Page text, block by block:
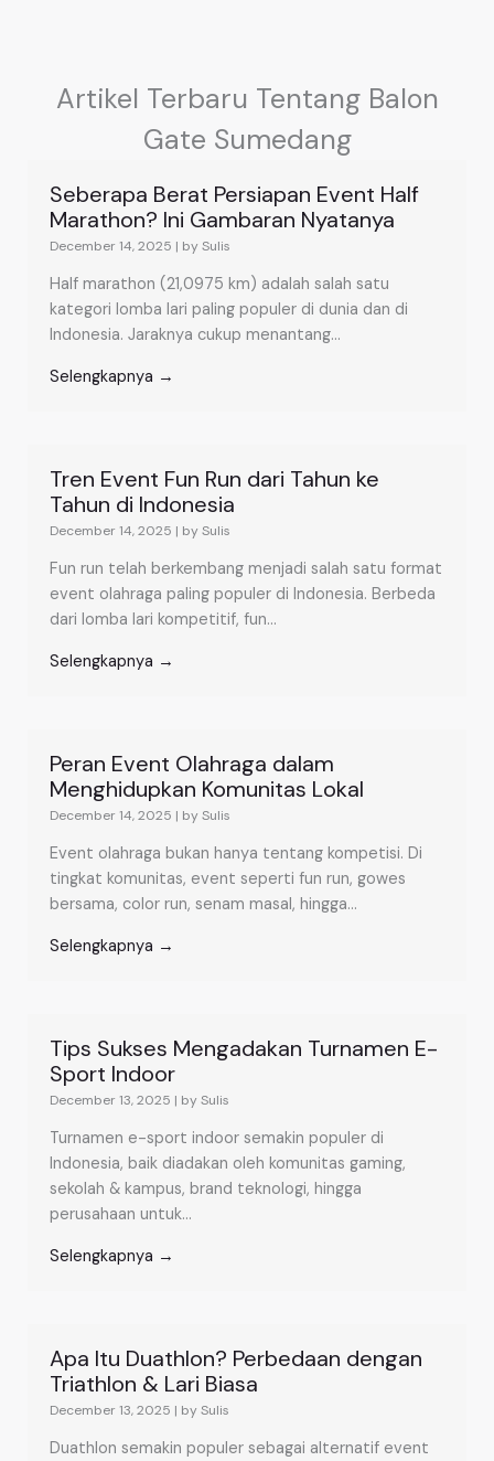
Artikel Terbaru Tentang Balon
Gate Sumedang
Seberapa Berat Persiapan Event Half
Marathon? Ini Gambaran Nyatanya
December 14, 2025 | by Sulis
Half marathon (21,0975 km) adalah salah satu
kategori lomba lari paling populer di dunia dan di
Indonesia. Jaraknya cukup menantang...
Selengkapnya →
Tren Event Fun Run dari Tahun ke
Tahun di Indonesia
December 14, 2025 | by Sulis
Fun run telah berkembang menjadi salah satu format
event olahraga paling populer di Indonesia. Berbeda
dari lomba lari kompetitif, fun...
Selengkapnya →
Peran Event Olahraga dalam
Menghidupkan Komunitas Lokal
December 14, 2025 | by Sulis
Event olahraga bukan hanya tentang kompetisi. Di
tingkat komunitas, event seperti fun run, gowes
bersama, color run, senam masal, hingga...
Selengkapnya →
Tips Sukses Mengadakan Turnamen E-
Sport Indoor
December 13, 2025 | by Sulis
Turnamen e-sport indoor semakin populer di
Indonesia, baik diadakan oleh komunitas gaming,
sekolah & kampus, brand teknologi, hingga
perusahaan untuk...
Selengkapnya →
Apa Itu Duathlon? Perbedaan dengan
Triathlon & Lari Biasa
December 13, 2025 | by Sulis
Duathlon semakin populer sebagai alternatif event